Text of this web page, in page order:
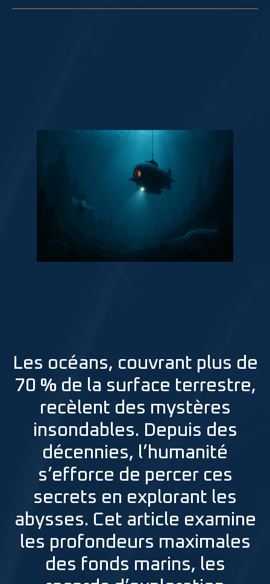
Les océans, couvrant plus de
70 % de la surface terrestre,
recèlent des mystères
insondables. Depuis des
décennies, l’humanité
s’efforce de percer ces
secrets en explorant les
abysses. Cet article examine
les profondeurs maximales
des fonds marins, les